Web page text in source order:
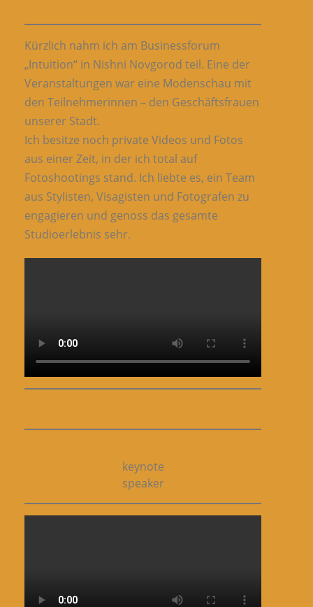
Kürzlich nahm ich am Businessforum
„Intuition“ in Nishni Novgorod teil. Eine der
Veranstaltungen war eine Modenschau mit
den Teilnehmerinnen – den Geschäftsfrauen
unserer Stadt.
Ich besitze noch private Videos und Fotos
aus einer Zeit, in der ich total auf
Fotoshootings stand. Ich liebte es, ein Team
aus Stylisten, Visagisten und Fotografen zu
engagieren und genoss das gesamte
Studioerlebnis sehr.
keynote
speaker